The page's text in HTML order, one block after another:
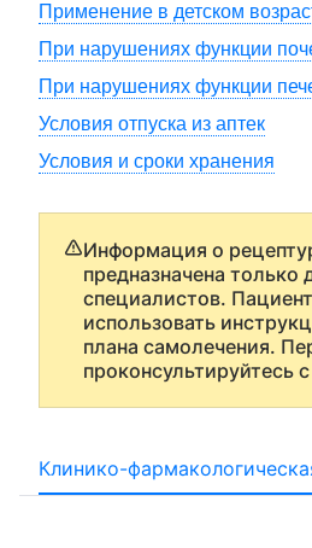
Применение в детском
При нарушениях функции
При нарушениях функции
Условия отпуска из аптек
Условия и сроки хранения
Информация о
предназначена только
специалистов.
использовать
плана самолечения.
проконсультируйтесь
Клинико-